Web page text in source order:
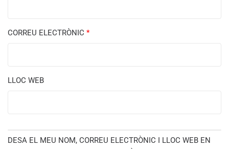
CORREU ELECTRÒNIC *
LLOC WEB
DESA EL MEU NOM, CORREU ELECTRÒNIC I LLOC WEB EN